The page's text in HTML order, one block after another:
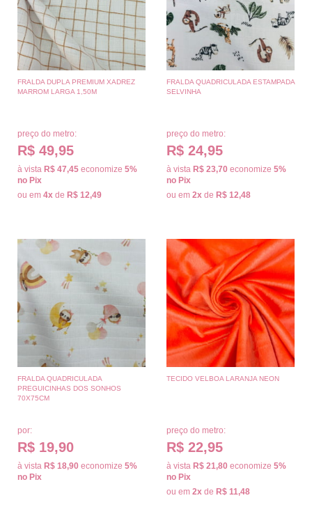
FRALDA DUPLA PREMIUM XADREZ
MARROM LARGA 1,50M
preço do metro:
R$ 49,95
à vista R$ 47,45 economize 5%
no Pix
ou em 4x de R$ 12,49
FRALDA QUADRICULADA ESTAMPADA
SELVINHA
preço do metro:
R$ 24,95
à vista R$ 23,70 economize 5%
no Pix
ou em 2x de R$ 12,48
FRALDA QUADRICULADA
PREGUICINHAS DOS SONHOS
70X75CM
por:
R$ 19,90
à vista R$ 18,90 economize 5%
no Pix
TECIDO VELBOA LARANJA NEON
preço do metro:
R$ 22,95
à vista R$ 21,80 economize 5%
no Pix
ou em 2x de R$ 11,48